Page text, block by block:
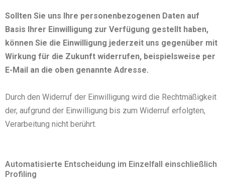
Sollten Sie uns Ihre personenbezogenen Daten auf
Basis Ihrer Einwilligung zur Verfügung gestellt haben,
können Sie die Einwilligung jederzeit uns gegenüber mit
Wirkung für die Zukunft widerrufen, beispielsweise per
E-Mail an die oben genannte Adresse.
Durch den Widerruf der Einwilligung wird die Rechtmäßigkeit
der, aufgrund der Einwilligung bis zum Widerruf erfolgten,
Verarbeitung nicht berührt.
Automatisierte Entscheidung im Einzelfall einschließlich
Profiling